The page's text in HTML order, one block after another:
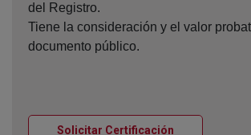
del Registro.
Tiene la consideración y el valor
documento público.
Solicitar Certificación